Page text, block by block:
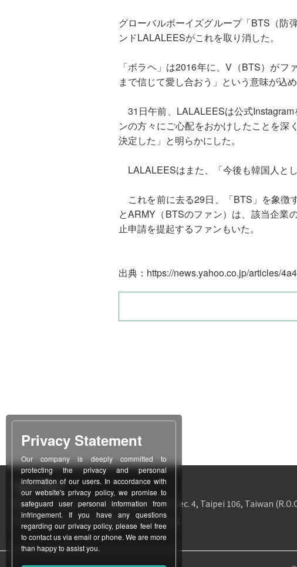
グローバルボーイズグループ「BTS（防
ンドLALALEESがこれを取り消した。
「ボラヘ」は2016年に、V（BTS）が
まで信じて愛し合おう」という意味が込
31日午前、LALALEESは公式
ンの方々にご心配をおかけしたことを深
決定した」と明らかにした。
LALALEESはまた、「今後も韓国人と
これを前に去る29日、「BTS」を象徴
とARMY（BTSのファン）は、該当企業
止申請を提起するファンもいた。
出典： https://news.yahoo.co.jp/articles/
Taipei Office
所在地12F-1, No. 311, Chung Hsiao E. Rd., Sec. 4, Taipei 106, Taiwan
TEL886-2-2771-3403 FAX 886-2-2731-1171
Privacy Statement
Our company is deeply committed to
protecting the privacy and personal
information of our users. In accordance with
our website's privacy policy, we promise to
safeguard user personal information from
infringement. If you have any questions
regarding our privacy policy, please feel free
to contact us via email or phone. We are more
than happy to assist you.